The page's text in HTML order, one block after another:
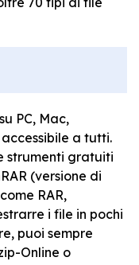
PC, Mac,
a tutti.
strumenti gratuiti
(versione di
RAR,
i file in pochi
puoi sempre
Online o